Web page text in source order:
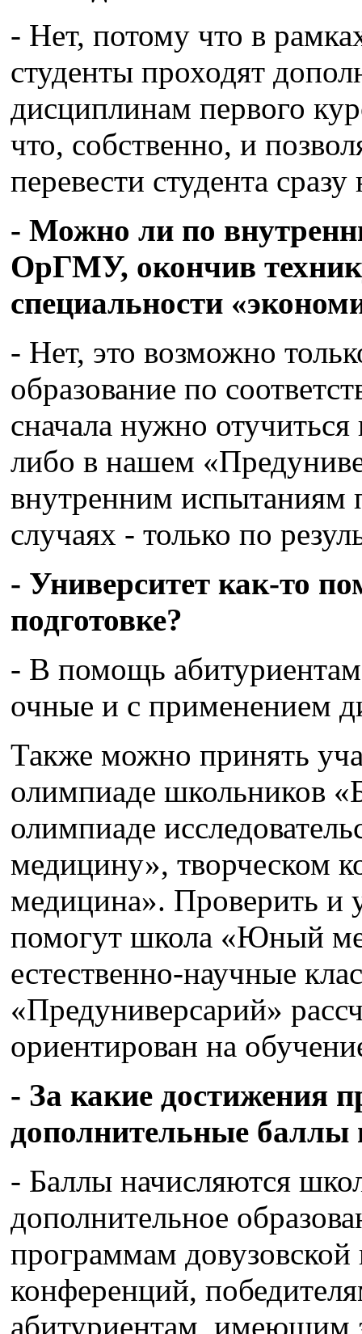
- Нет, потому что в
студенты проходят
дисциплинам первого
что, собственно, и
перевести студента
- Можно ли по
ОрГМУ, окончив
специальности
- Нет, это возможно
образование по
сначала нужно
либо в нашем
внутренним испытаниям
случаях - только по
- Университет как-то
подготовке?
- В помощь
очные и с применением
Также можно принять
олимпиаде школьников
олимпиаде
медицину», творческом
медицина». Проверить и
помогут школа «Юный
естественно-научные
«Предуниверсарий»
ориентирован на
- За какие достижения
дополнительные баллы
- Баллы начисляются
дополнительное
программам довузовской
конференций,
абитуриентам, имеющим